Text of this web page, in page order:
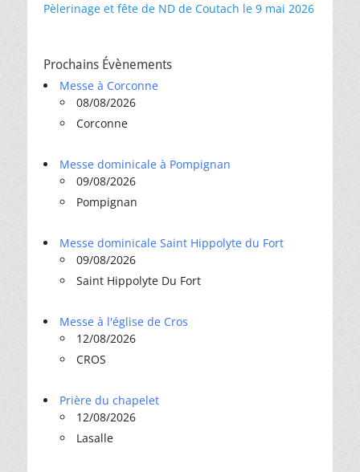
Pèlerinage et fête de ND de Coutach le 9 mai 2026
Prochains Évènements
Messe à Corconne
08/08/2026
Corconne
Messe dominicale à Pompignan
09/08/2026
Pompignan
Messe dominicale Saint Hippolyte du Fort
09/08/2026
Saint Hippolyte Du Fort
Messe à l'église de Cros
12/08/2026
CROS
Prière du chapelet
12/08/2026
Lasalle